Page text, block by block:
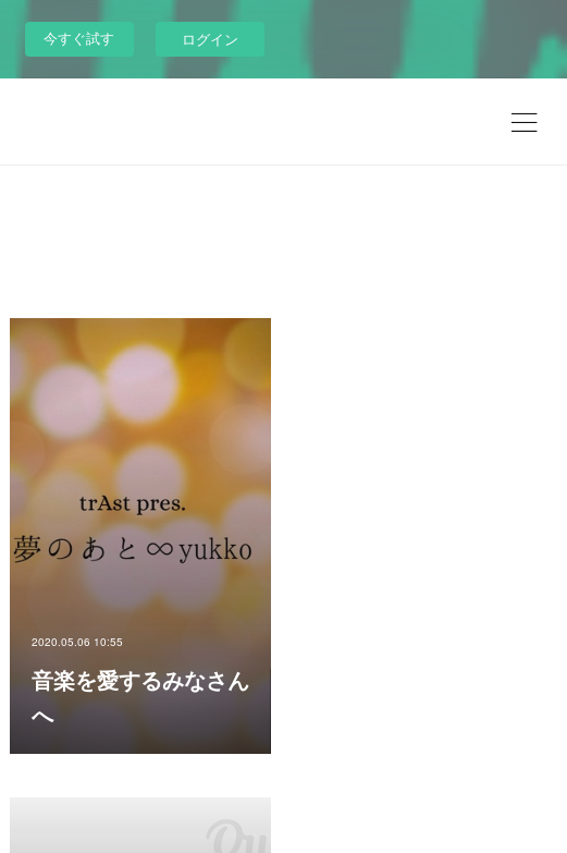
今すぐ試す ログイン
2020.05.06 10:55
音楽を愛するみなさん
へ